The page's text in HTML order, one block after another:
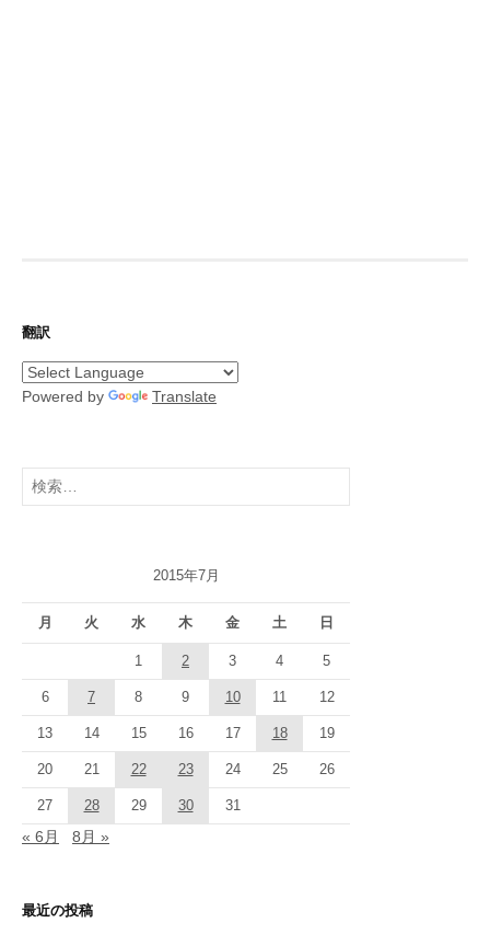
翻訳
Powered by Translate
検
索:
2015年7月
月 火 水 木 金 土 日
1 2 3 4 5
6 7 8 9 10 11 12
13 14 15 16 17 18 19
20 21 22 23 24 25 26
27 28 29 30 31
« 6月 8月 »
最近の投稿